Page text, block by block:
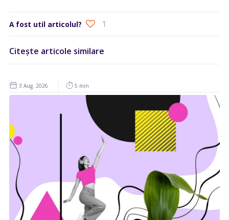
A fost util articolul? 1
Citește articole similare
3 Aug. 2026 5 min